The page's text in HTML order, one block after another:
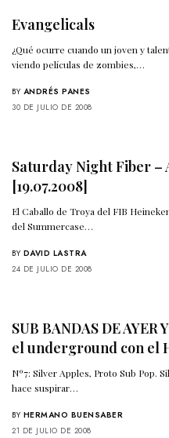
Evangelicals
¿Qué ocurre cuando un joven y
viendo películas de zombies,…
BY ANDRÉS PANES
30 DE JULIO DE 2008
Saturday Night Fiber –
[19.07.2008]
El Caballo de Troya del FIB
del Summercase…
BY DAVID LASTRA
24 DE JULIO DE 2008
SUB BANDAS DE
el underground con el
Nº7: Silver Apples, Proto Sub Pop.
hace suspirar…
BY HERMANO BUENSABER
21 DE JULIO DE 2008